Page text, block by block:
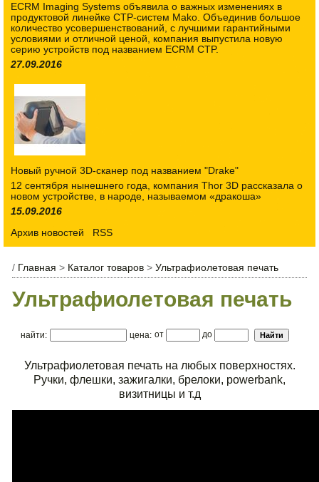
ECRM Imaging Systems объявила о важных изменениях в
продуктовой линейке CTP-систем Mako. Объединив большое
количество усовершенствований, с лучшими гарантийными
условиями и отличной ценой, компания выпустила новую
серию устройств под названием ECRM CTP.
27.09.2016
Новый ручной 3D-сканер под названием "Drake"
12 сентября нынешнего года, компания Thor 3D рассказала о
новом устройстве, в народе, называемом «дракоша»
15.09.2016
Архив новостей
RSS
/ Главная > Каталог товаров > Ультрафиолетовая печать
Ультрафиолетовая печать
найти: цена: от до
Ультрафиолетовая печать на любых поверхностях.
Ручки, флешки, зажигалки, брелоки, powerbank,
визитницы и т.д